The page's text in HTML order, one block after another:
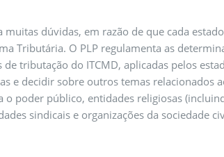
dúvidas, em razão de que cada
Tributária. O PLP regulamenta as
tributação do ITCMD, aplicadas pelos
e decidir sobre outros temas relacionados
o poder público, entidades religiosas
sindicais e organizações da sociedade